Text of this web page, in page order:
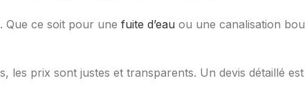
Que ce soit pour une fuite d’eau ou une canalisation
les prix sont justes et transparents. Un devis détaillé